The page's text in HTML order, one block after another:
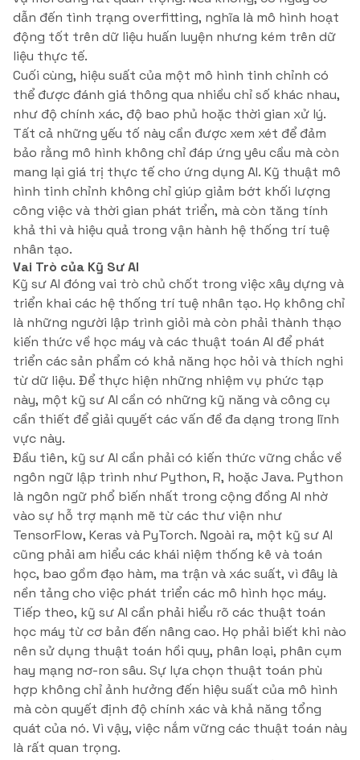
dẫn đến tình trạng overfitting, nghĩa là mô hình hoạt
động tốt trên dữ liệu huấn luyện nhưng kém trên dữ
liệu thực tế.
Cuối cùng, hiệu suất của một mô hình tinh chỉnh có
thể được đánh giá thông qua nhiều chỉ số khác nhau,
như độ chính xác, độ bao phủ hoặc thời gian xử lý.
Tất cả những yếu tố này cần được xem xét để đảm
bảo rằng mô hình không chỉ đáp ứng yêu cầu mà còn
mang lại giá trị thực tế cho ứng dụng AI. Kỹ thuật mô
hình tinh chỉnh không chỉ giúp giảm bớt khối lượng
công việc và thời gian phát triển, mà còn tăng tính
khả thi và hiệu quả trong vận hành hệ thống trí tuệ
nhân tạo.
Vai Trò của Kỹ Sư AI
Kỹ sư AI đóng vai trò chủ chốt trong việc xây dựng và
triển khai các hệ thống trí tuệ nhân tạo. Họ không chỉ
là những người lập trình giỏi mà còn phải thành thạo
kiến thức về học máy và các thuật toán AI để phát
triển các sản phẩm có khả năng học hỏi và thích nghi
từ dữ liệu. Để thực hiện những nhiệm vụ phức tạp
này, một kỹ sư AI cần có những kỹ năng và công cụ
cần thiết để giải quyết các vấn đề đa dạng trong lĩnh
vực này.
Đầu tiên, kỹ sư AI cần phải có kiến thức vững chắc về
ngôn ngữ lập trình như Python, R, hoặc Java. Python
là ngôn ngữ phổ biến nhất trong cộng đồng AI nhờ
vào sự hỗ trợ mạnh mẽ từ các thư viện như
TensorFlow, Keras và PyTorch. Ngoài ra, một kỹ sư AI
cũng phải am hiểu các khái niệm thống kê và toán
học, bao gồm đạo hàm, ma trận và xác suất, vì đây là
nền tảng cho việc phát triển các mô hình học máy.
Tiếp theo, kỹ sư AI cần phải hiểu rõ các thuật toán
học máy từ cơ bản đến nâng cao. Họ phải biết khi nào
nên sử dụng thuật toán hồi quy, phân loại, phân cụm
hay mạng nơ-ron sâu. Sự lựa chọn thuật toán phù
hợp không chỉ ảnh hưởng đến hiệu suất của mô hình
mà còn quyết định độ chính xác và khả năng tổng
quát của nó. Vì vậy, việc nắm vững các thuật toán này
là rất quan trọng.